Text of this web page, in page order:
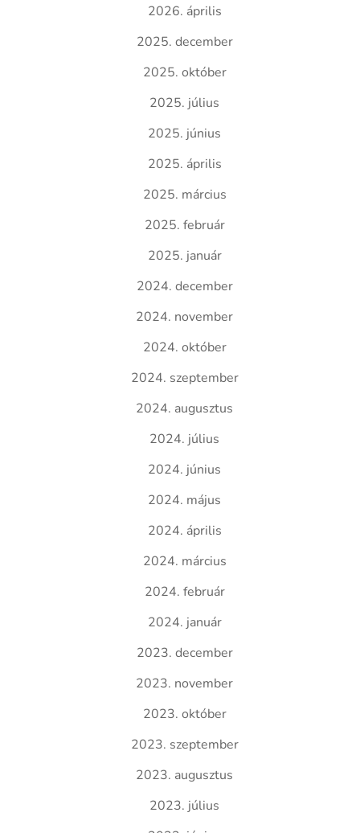
2026. április
2025. december
2025. október
2025. július
2025. június
2025. április
2025. március
2025. február
2025. január
2024. december
2024. november
2024. október
2024. szeptember
2024. augusztus
2024. július
2024. június
2024. május
2024. április
2024. március
2024. február
2024. január
2023. december
2023. november
2023. október
2023. szeptember
2023. augusztus
2023. július